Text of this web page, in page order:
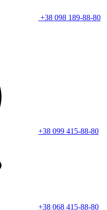
+38 098 189-88-80
+38 099 415-88-80
+38 068 415-88-80